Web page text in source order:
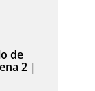
de
2 |